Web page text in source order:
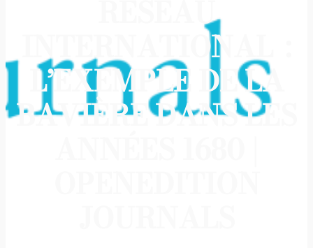
RÉSEAU
INTERNATIONAL :
L’EXEMPLE DE LA
BAVIÈRE DANS LES